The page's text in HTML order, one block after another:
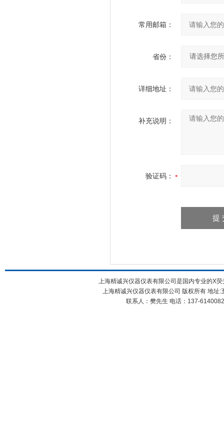
常用邮箱：
省份：
详细地址：
补充说明：
验证码：
上海精诚兴仪器仪表有限公司是国内专业的X
上海精诚兴仪器仪表有限公司 版权所有 地
联系人：樊先生 电话：137-